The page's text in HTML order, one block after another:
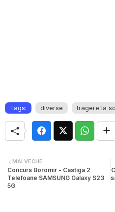
Tags: diverse tragere la
MAI VECHE
Concurs Boromir - Castiga 2
Telefoane SAMSUNG Galaxy S23
5G